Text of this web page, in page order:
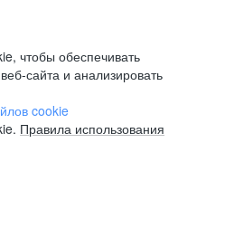
чтобы обеспечивать
сайта и анализировать
cookie
Правила использования